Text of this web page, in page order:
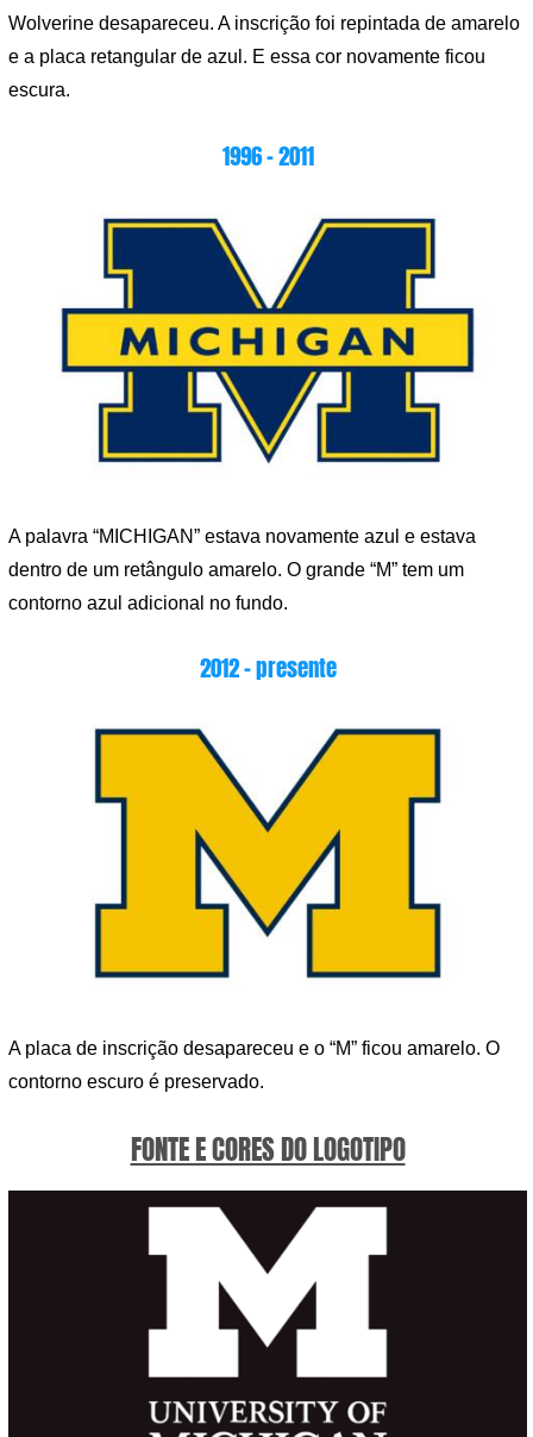
Wolverine desapareceu. A inscrição foi repintada de amarelo
e a placa retangular de azul. E essa cor novamente ficou
escura.
1996 – 2011
A palavra “MICHIGAN” estava novamente azul e estava
dentro de um retângulo amarelo. O grande “M” tem um
contorno azul adicional no fundo.
2012 – presente
A placa de inscrição desapareceu e o “M” ficou amarelo. O
contorno escuro é preservado.
FONTE E CORES DO LOGOTIPO